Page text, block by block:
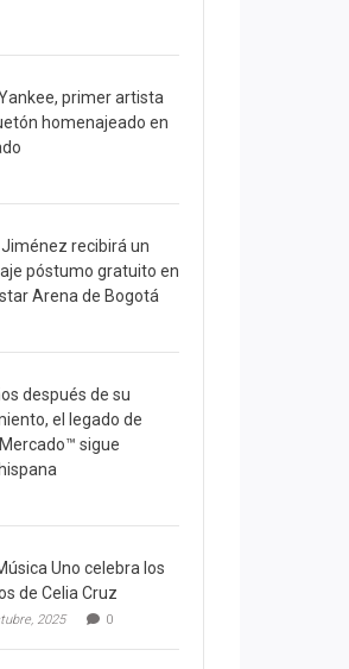
primer artista
homenajeado en
recibirá un
póstumo gratuito en
Arena de Bogotá
después de su
el legado de
sigue
Uno celebra los
de Celia Cruz
2025 0